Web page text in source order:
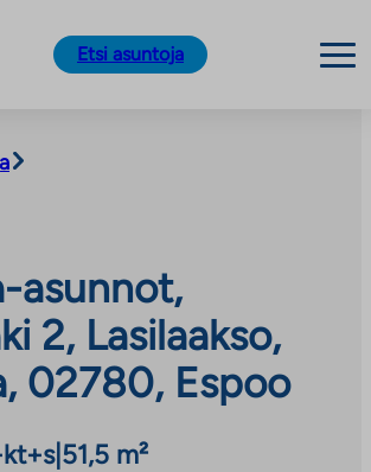
Etsi asuntoja
asunnot,
2, Lasilaakso,
02780, Espoo
| 51,5 m²